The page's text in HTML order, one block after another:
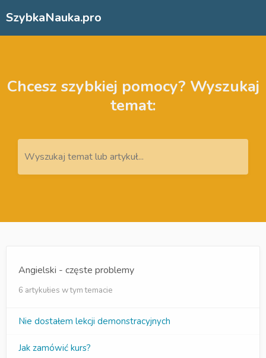
SzybkaNauka.pro
Chcesz szybkiej pomocy? Wyszukaj
temat:
Wyszukaj temat lub artykuł...
Angielski - częste problemy
6 artykułies w tym temacie
Nie dostałem lekcji demonstracyjnych
Jak zamówić kurs?